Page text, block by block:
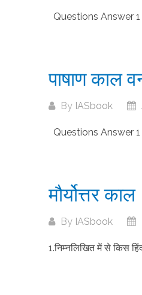
Questions Answer 1
पाषाण काल
By IASbook
Questions Answer 1
मौर्योत्तर
By IASbook
1.निम्नलिखित में से किस